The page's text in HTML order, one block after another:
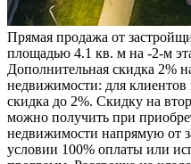
Прямая продажа от
площадью 4.1 кв. м на -2-м
Дополнительная скидка 2%
недвижимости: для клиентов
скидка до 2%. Скидку на
можно получить при
недвижимости напрямую от
условии 100% оплаты или